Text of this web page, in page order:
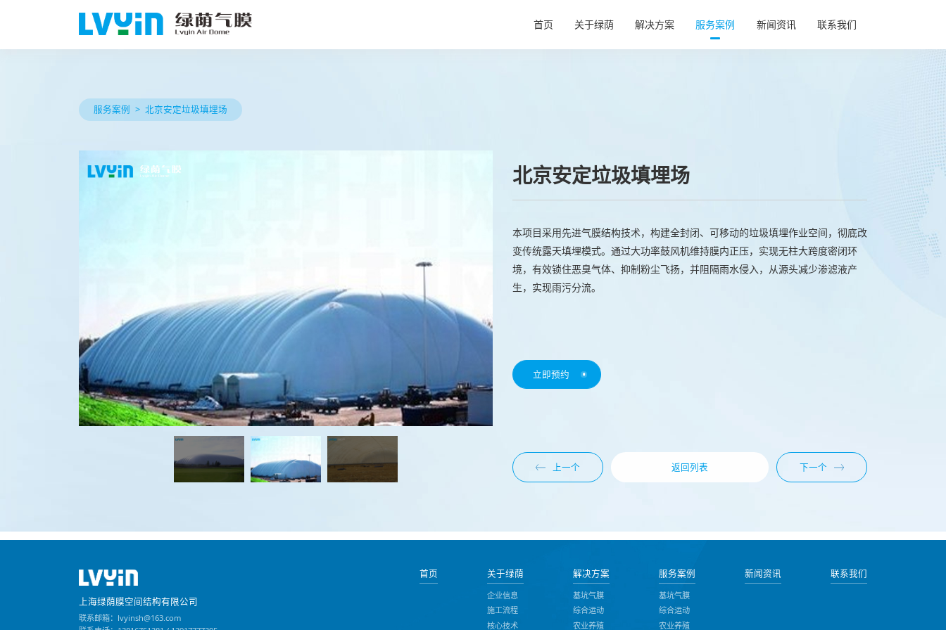
首页 关于绿荫 解决方案
充气帐篷
服务案例 新闻资讯 联系我们
服务案例 北京安定垃圾填埋场
北京安定垃圾填埋场
本项目采用先进气膜结构技术，构建全封闭、可移动的垃圾填埋作业空间，彻底改
变传统露天填埋模式。通过大功率鼓风机维持膜内正压，实现无柱大跨度密闭环
境，有效锁住恶臭气体、抑制粉尘飞扬，并阻隔雨水侵入，从源头减少渗滤液产
生，实现雨污分流。
立即预约
上一个 返回列表 下一个
上海绿荫膜空间结构有限公司
联系邮箱：lvyinsh@163.com
首页 关于绿荫
企业信息
施工流程
核心技术
解决方案
基坑气膜
综合运动
农业养殖
服务案例
基坑气膜
综合运动
农业养殖
新闻资讯 联系我们